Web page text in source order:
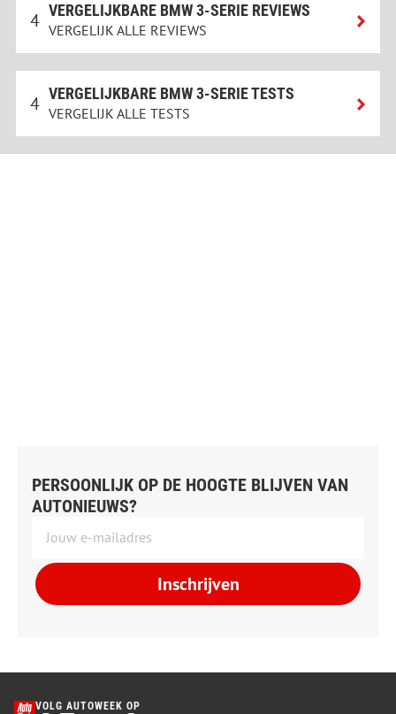
4 VERGELIJKBARE BMW 3-SERIE REVIEWS
VERGELIJK ALLE REVIEWS
4 VERGELIJKBARE BMW 3-SERIE TESTS
VERGELIJK ALLE TESTS
PERSOONLIJK OP DE HOOGTE BLIJVEN VAN
AUTONIEUWS?
Inschrijven
VOLG AUTOWEEK OP